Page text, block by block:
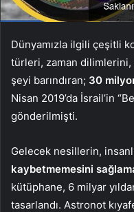
Dünyamızla ilgili çeşitli
türleri, zaman dilimlerini,
şeyi barındıran; 30
Nisan 2019’da İsrail’in
gönderilmişti.
Gelecek nesillerin,
kaybetmemesini
kütüphane, 6 milyar
tasarlandı. Astronot